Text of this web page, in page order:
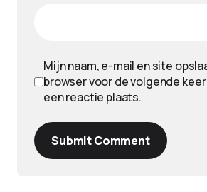
Mijn naam, e-mail en site
browser voor de volgende
een reactie plaats.
Submit Comment